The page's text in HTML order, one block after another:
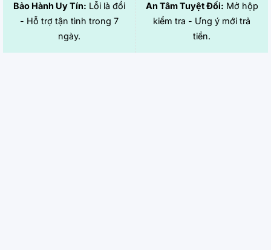
Bảo Hành Uy Tín: Lỗi là đổi
- Hỗ trợ tận tình trong 7
ngày.
An Tâm Tuyệt Đối: Mở hộp
kiểm tra - Ưng ý mới trả
tiền.